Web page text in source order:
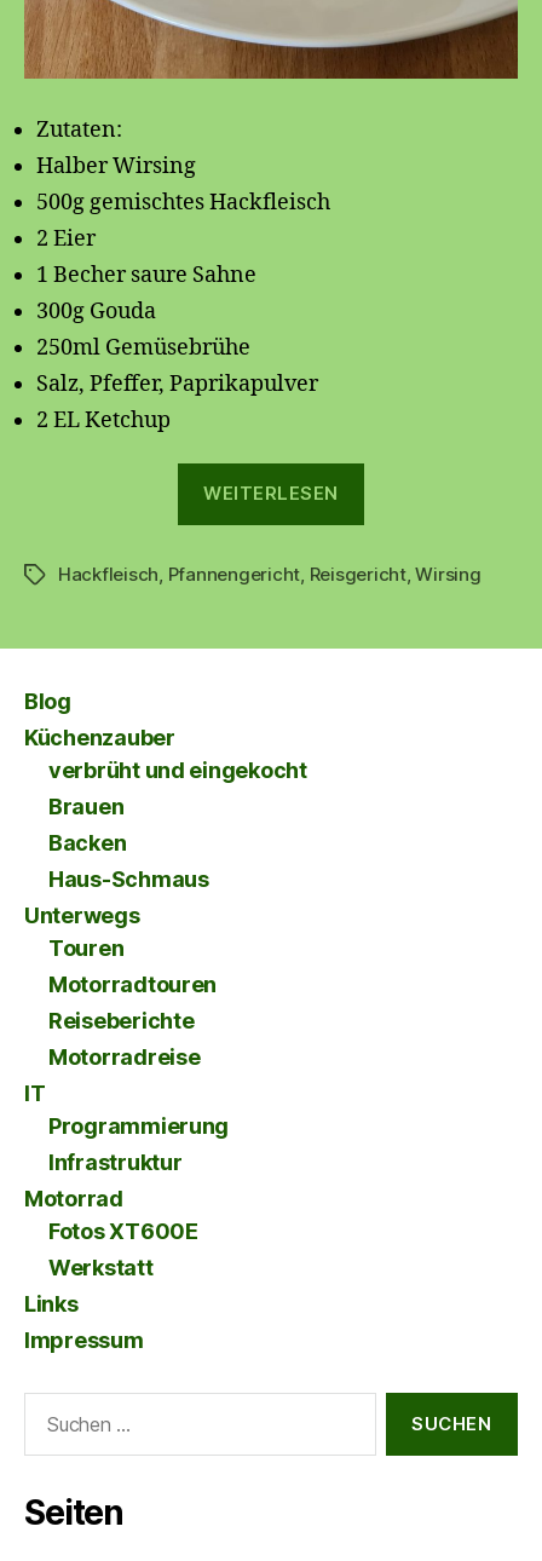
Zutaten:
Halber Wirsing
500g gemischtes Hackfleisch
2 Eier
1 Becher saure Sahne
300g Gouda
250ml Gemüsebrühe
Salz, Pfeffer, Paprikapulver
2 EL Ketchup
WEITERLESEN
Schlagwörter
Hackfleisch, Pfannengericht, Reisgericht,Wirsing
Blog
Küchenzauber
verbrüht und eingekocht
Brauen
Backen
Haus-Schmaus
Unterwegs
Touren
Motorradtouren
Reiseberichte
Motorradreise
IT
Programmierung
Infrastruktur
Motorrad
Fotos XT600E
Werkstatt
Links
Impressum
nach:
Seiten